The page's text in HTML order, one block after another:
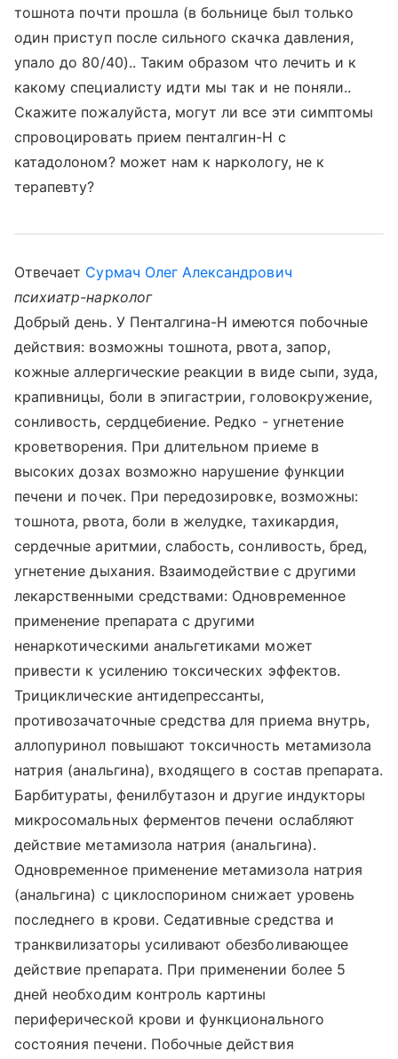
тошнота почти прошла (в больнице был только
один приступ после сильного скачка давления,
упало до 80/40).. Таким образом что лечить и к
какому специалисту идти мы так и не поняли..
Скажите пожалуйста, могут ли все эти симптомы
спровоцировать прием пенталгин-Н с
катадолоном? может нам к наркологу, не к
терапевту?
Отвечает Сурмач Олег Александрович
психиатр-нарколог
Добрый день. У Пенталгина-Н имеются побочные
действия: возможны тошнота, рвота, запор,
кожные аллергические реакции в виде сыпи, зуда,
крапивницы, боли в эпигастрии, головокружение,
сонливость, сердцебиение. Редко - угнетение
кроветворения. При длительном приеме в
высоких дозах возможно нарушение функции
печени и почек. При передозировке, возможны:
тошнота, рвота, боли в желудке, тахикардия,
сердечные аритмии, слабость, сонливость, бред,
угнетение дыхания. Взаимодействие с другими
лекарственными средствами: Одновременное
применение препарата с другими
ненаркотическими анальгетиками может
привести к усилению токсических эффектов.
Трициклические антидепрессанты,
противозачаточные средства для приема внутрь,
аллопуринол повышают токсичность метамизола
натрия (анальгина), входящего в состав препарата.
Барбитураты, фенилбутазон и другие индукторы
микросомальных ферментов печени ослабляют
действие метамизола натрия (анальгина).
Одновременное применение метамизола натрия
(анальгина) с циклоспорином снижает уровень
последнего в крови. Седативные средства и
транквилизаторы усиливают обезболивающее
действие препарата. При применении более 5
дней необходим контроль картины
периферической крови и функционального
состояния печени. Побочные действия